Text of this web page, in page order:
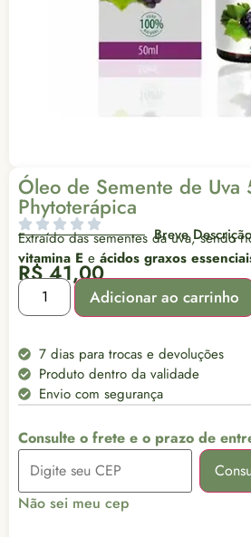
Óleo de Semente de
Phytoterápica
Breve Descrição
Extraído das sementes da uva, sendo
vitamina E e ácidos graxos
R$41,00
Adicionar ao carrinho
7 dias para trocas e devoluções
Produto dentro da validade
Envio com segurança
Consulte o frete e o prazo de
Não sei meu cep